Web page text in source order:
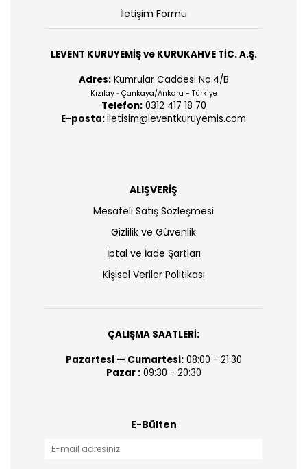
İletişim Formu
LEVENT KURUYEMİŞ ve KURUKAHVE TİC. A.Ş.
Adres:Kumrular Caddesi No.4/B
Kızılay - Çankaya/Ankara - Türkiye
Telefon:0312 417 18 70
E-posta:iletisim@leventkuruyemis.com
ALIŞVERİŞ
Mesafeli Satış Sözleşmesi
Gizlilik ve Güvenlik
İptal ve İade Şartları
Kişisel Veriler Politikası
ÇALIŞMA SAATLERİ:
Pazartesi — Cumartesi:08:00 - 21:30
Pazar :09:30 - 20:30
E-Bülten